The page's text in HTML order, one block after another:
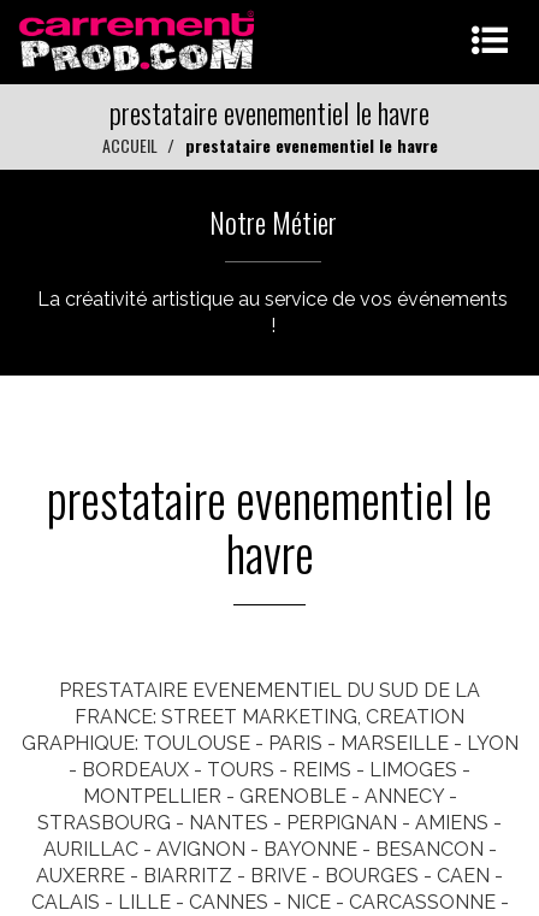
prestataire evenementiel le havre
ACCUEIL prestataire evenementiel le havre
Notre Métier
La créativité artistique au service de vos événements
!
prestataire evenementiel le
havre
PRESTATAIRE EVENEMENTIEL DU SUD DE LA
FRANCE: STREET MARKETING, CREATION
GRAPHIQUE: TOULOUSE - PARIS - MARSEILLE - LYON
- BORDEAUX - TOURS - REIMS - LIMOGES -
MONTPELLIER - GRENOBLE - ANNECY -
STRASBOURG - NANTES - PERPIGNAN - AMIENS -
AURILLAC - AVIGNON - BAYONNE - BESANCON -
AUXERRE - BIARRITZ - BRIVE - BOURGES - CAEN -
CALAIS - LILLE - CANNES - NICE - CARCASSONNE -